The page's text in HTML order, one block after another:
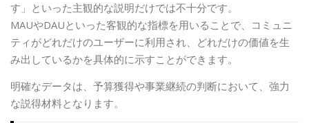
す」といった主観的な説明だけでは不十分です。
MAUやDAUといった客観的な指標を用いることで、コミュニ
ティがどれだけのユーザーに利用され、どれだけの価値を生
み出しているかを具体的に示すことができます。
明確なデータは、予算獲得や事業継続の判断において、強力
な説得材料となります。